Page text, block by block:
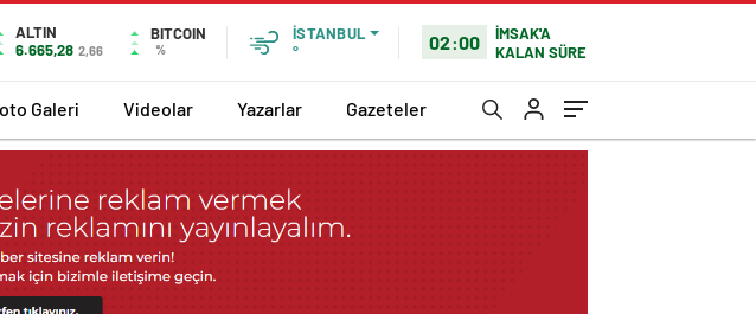
ALTIN
6.665,28 2,66
BITCOIN
%
İSTANBUL
°
02:00
İMSAK'A
KALAN SÜRE
Galeri Videolar Yazarlar Gazeteler